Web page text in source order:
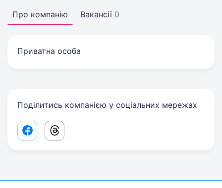
Про компанію Вакансії 0
Приватна особа
Поділитись компанією у соціальних мережах
Facebook share link
Threads share link